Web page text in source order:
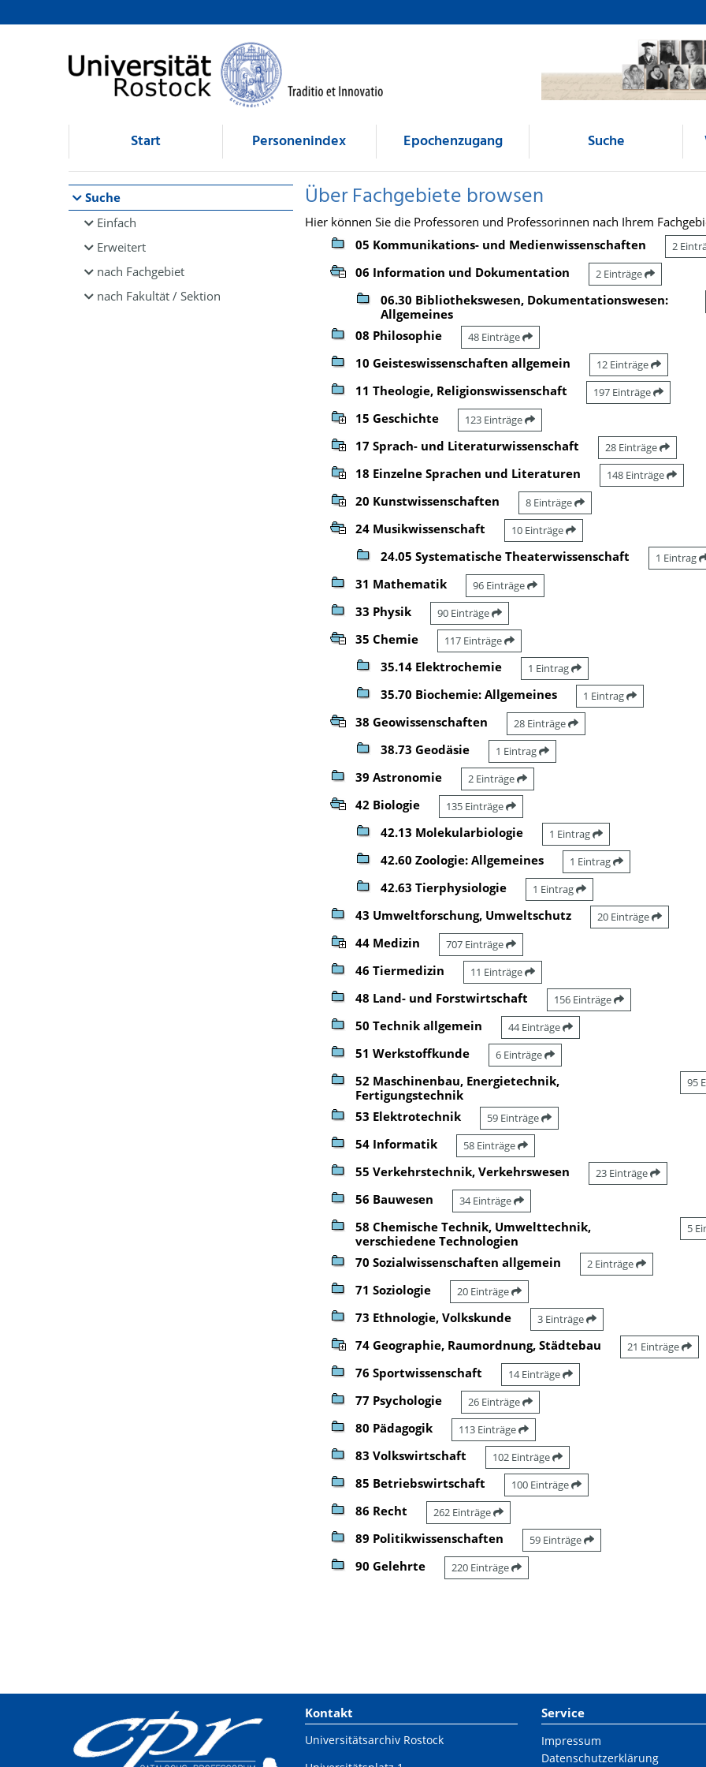
Browsen
direkt zum Inhalt
Start Personenindex Epochenzugang Suche
Suche
Einfach
Erweitert
nach Fachgebiet
nach Fakultät / Sektion
Über Fachgebiete browsen
Hier können Sie die Professoren und Professorinnen nach Ihrem
05 Kommunikations- und Medienwissenschaften
2
06 Information und Dokumentation 2 Einträge
06.30 Bibliothekswesen, Dokumentationswesen:
Allgemeines
08 Philosophie 48 Einträge
10 Geisteswissenschaften allgemein 12 Einträge
11 Theologie, Religionswissenschaft 197 Einträge
15 Geschichte 123 Einträge
17 Sprach- und Literaturwissenschaft 28 Einträge
18 Einzelne Sprachen und Literaturen 148 Einträge
20 Kunstwissenschaften 8 Einträge
24 Musikwissenschaft 10 Einträge
24.05 Systematische Theaterwissenschaft 1 Eintrag
31 Mathematik 96 Einträge
33 Physik 90 Einträge
35 Chemie 117 Einträge
35.14 Elektrochemie 1 Eintrag
35.70 Biochemie: Allgemeines 1 Eintrag
38 Geowissenschaften 28 Einträge
38.73 Geodäsie 1 Eintrag
39 Astronomie 2 Einträge
42 Biologie 135 Einträge
42.13 Molekularbiologie 1 Eintrag
42.60 Zoologie: Allgemeines 1 Eintrag
42.63 Tierphysiologie 1 Eintrag
43 Umweltforschung, Umweltschutz 20 Einträge
44 Medizin 707 Einträge
46 Tiermedizin 11 Einträge
48 Land- und Forstwirtschaft 156 Einträge
50 Technik allgemein 44 Einträge
51 Werkstoffkunde 6 Einträge
52 Maschinenbau, Energietechnik,
Fertigungstechnik
95
53 Elektrotechnik 59 Einträge
54 Informatik 58 Einträge
55 Verkehrstechnik, Verkehrswesen 23 Einträge
56 Bauwesen 34 Einträge
58 Chemische Technik, Umwelttechnik,
verschiedene Technologien
5
70 Sozialwissenschaften allgemein 2 Einträge
71 Soziologie 20 Einträge
73 Ethnologie, Volkskunde 3 Einträge
74 Geographie, Raumordnung, Städtebau 21 Einträge
76 Sportwissenschaft 14 Einträge
77 Psychologie 26 Einträge
80 Pädagogik 113 Einträge
83 Volkswirtschaft 102 Einträge
85 Betriebswirtschaft 100 Einträge
86 Recht 262 Einträge
89 Politikwissenschaften 59 Einträge
90 Gelehrte 220 Einträge
Kontakt
Universitätsarchiv Rostock
Service
Impressum
Datenschutzerklärung